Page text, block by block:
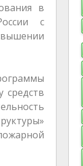
в
с
средств